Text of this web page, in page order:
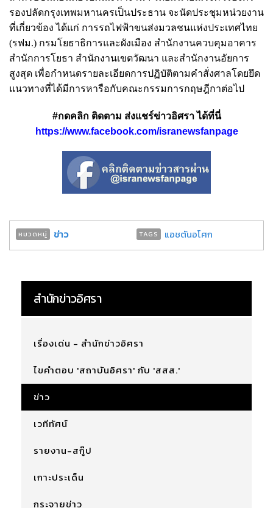
รองปลัดกรุงเทพมหานครเป็นประธาน จะนัดประชุมหน่วยงาน
ที่เกี่ยวข้อง ได้แก่ การรถไฟฟ้าขนส่งมวลชนแห่งประเทศไทย
(รฟม.) กรมโยธาธิการและผังเมือง สำนักงานควบคุมอาคาร
สำนักการโยธา สำนักงานเขตวัฒนา และสำนักงานอัยการ
สูงสุด เพื่อกำหนดรายละเอียดการปฏิบัติตามคำสั่งศาลโดยยึด
แนวทางที่ได้มีการหารือกับคณะกรรมการกฤษฎีกาต่อไป
#กดคลิก ติดตาม ส่งแชร์ข่าวอิศรา ได้ที่นี่
https://www.facebook.com/isranewsfanpage
หมวดหมู่ ข่าว TAGS แอชตันอโศก
สำนักข่าวอิศรา
เรื่องเด่น - สำนักข่าวอิศรา
ไขคำตอบ 'สถาบันอิศรา' กับ 'สสส.'
ข่าว
เวทีทัศน์
รายงาน-สกู๊ป
เกาะประเด็น
กระจายข่าว